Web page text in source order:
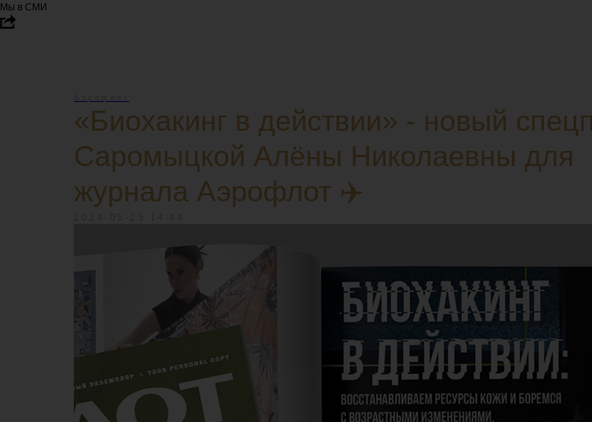
Мы в СМИ
«Биохакинг в действии» - новый
Саромыцкой Алёны Николаевны для
журнала Аэрофлот ✈️